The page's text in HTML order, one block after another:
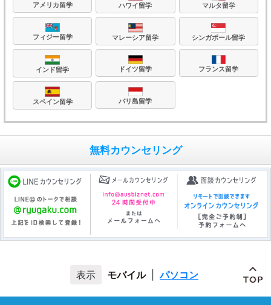
アメリカ留学 ハワイ留学 マルタ留学
フィジー留学 マレーシア留学 シンガポール留学
インド留学 ドイツ留学 フランス留学
スペイン留学 バリ島留学
無料カウンセリング
モバイル パソコン